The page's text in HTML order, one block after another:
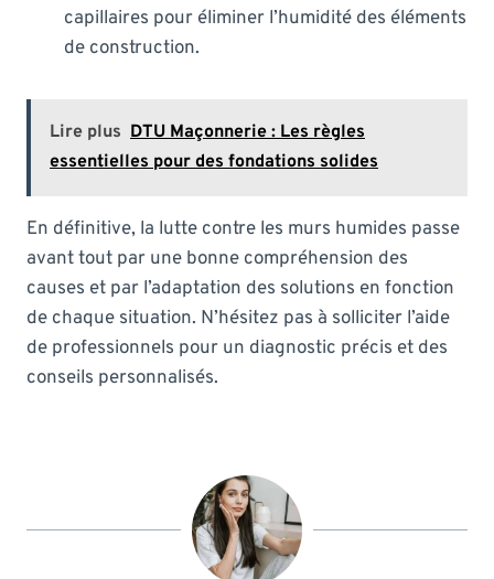
capillaires pour éliminer l’humidité des éléments
de construction.
Lire plus DTU Maçonnerie : Les règles
essentielles pour des fondations solides
En définitive, la lutte contre les murs humides passe
avant tout par une bonne compréhension des
causes et par l’adaptation des solutions en fonction
de chaque situation. N’hésitez pas à solliciter l’aide
de professionnels pour un diagnostic précis et des
conseils personnalisés.